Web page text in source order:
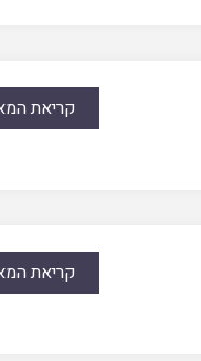
קריאת
קריאת